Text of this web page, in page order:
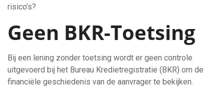
risico’s?
Geen BKR-Toetsing
Bij een lening zonder toetsing wordt er geen controle
uitgevoerd bij het Bureau Kredietregistratie (BKR) om de
financiële geschiedenis van de aanvrager te bekijken.